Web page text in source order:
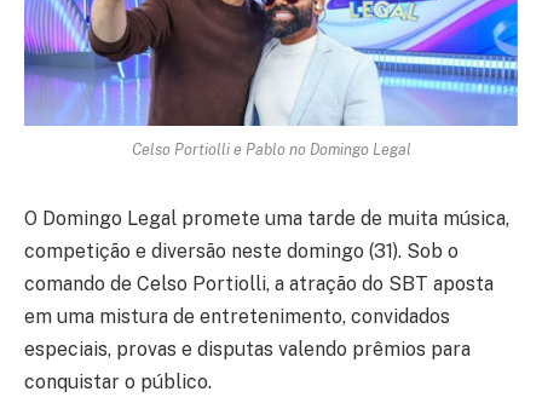
Celso Portiolli e Pablo no Domingo Legal
O Domingo Legal promete uma tarde de muita música,
competição e diversão neste domingo (31). Sob o
comando de Celso Portiolli, a atração do SBT aposta
em uma mistura de entretenimento, convidados
especiais, provas e disputas valendo prêmios para
conquistar o público.